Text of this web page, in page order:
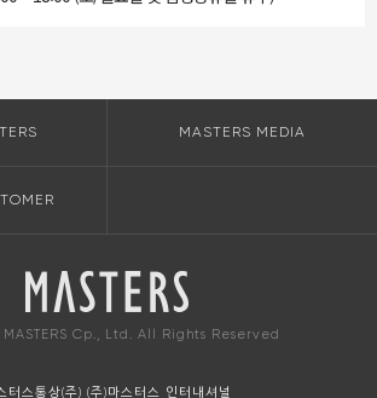
MASTERS MEDIA
Cp., Ltd. All Rights Reserved
터스통상(주) (주)마스터스 인터내셔널